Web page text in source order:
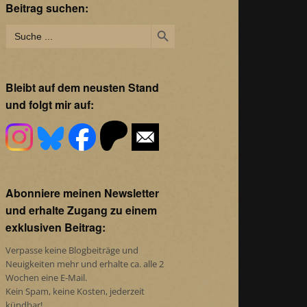
Beitrag suchen:
for:
Bleibt auf dem neusten Stand
und folgt mir auf:
Abonniere meinen Newsletter
und erhalte Zugang zu einem
exklusiven Beitrag:
Verpasse keine Blogbeiträge und
Neuigkeiten mehr und erhalte ca. alle 2
Wochen eine E-Mail.
Kein Spam, keine Kosten, jederzeit